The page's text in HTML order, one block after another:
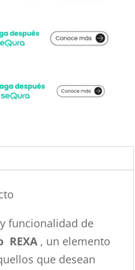
funcionalidad de
REXA , un elemento
que desean